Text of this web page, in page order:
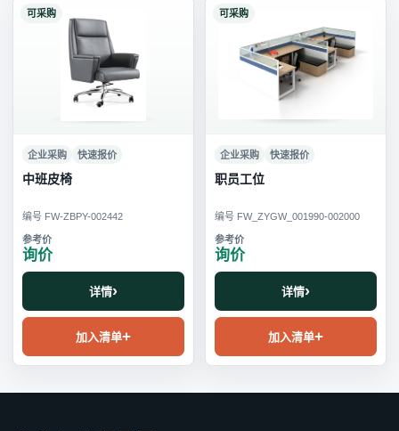
可采购
企业采购 快速报价
中班皮椅
编号 FW-ZBPY-002442
询价
详情
加入清单
可采购
企业采购 快速报价
职员工位
编号 FW_ZYGW_001990-002000
询价
详情
加入清单